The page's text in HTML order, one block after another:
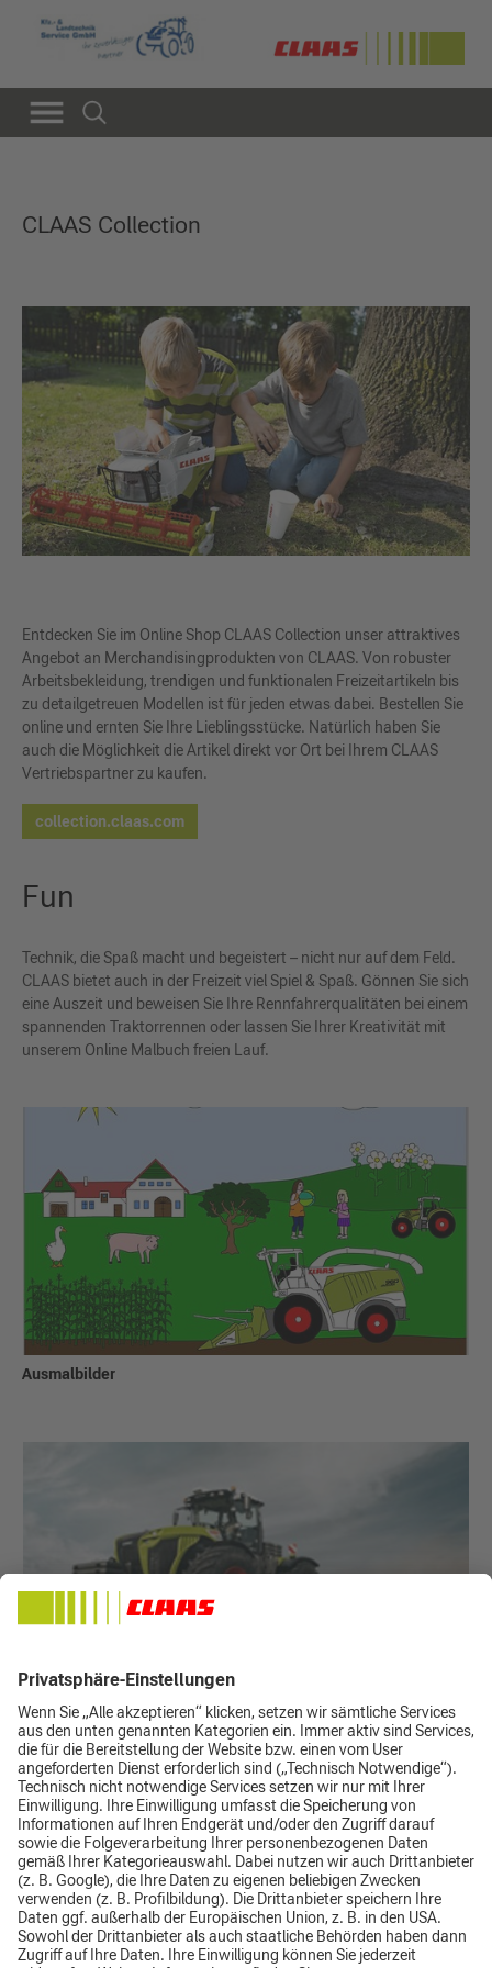
CLAAS Collection
Entdecken Sie im Online Shop CLAAS Collection unser attraktives
Angebot an Merchandisingprodukten von CLAAS. Von robuster
Arbeitsbekleidung, trendigen und funktionalen Freizeitartikeln bis
zu detailgetreuen Modellen ist für jeden etwas dabei. Bestellen Sie
online und ernten Sie Ihre Lieblingsstücke. Natürlich haben Sie
auch die Möglichkeit die Artikel direkt vor Ort bei Ihrem CLAAS
Vertriebspartner zu kaufen.
collection.claas.com
Fun
Technik, die Spaß macht und begeistert – nicht nur auf dem Feld.
CLAAS bietet auch in der Freizeit viel Spiel & Spaß. Gönnen Sie sich
eine Auszeit und beweisen Sie Ihre Rennfahrerqualitäten bei einem
spannenden Traktorrennen oder lassen Sie Ihrer Kreativität mit
unserem Online Malbuch freien Lauf.
Ausmalbilder
Bildschirmhintergründe